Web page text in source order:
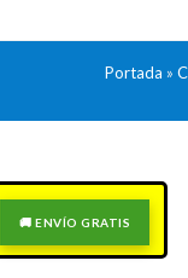
Portada »
🚚 ENVÍO GRATIS